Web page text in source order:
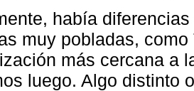
había
muy pobladas,
más cercana a
luego. Algo distinto